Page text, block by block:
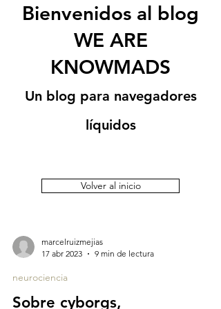
Bienvenidos al blog
WE ARE
KNOWMADS
Un blog para navegadores
líquidos
Volver al inicio
marcelruizmejias
17 abr 2023
9 min de lectura
neurociencia
Sobre cyborgs,